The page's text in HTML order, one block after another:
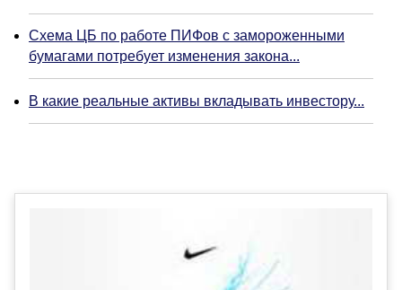
Схема ЦБ по работе ПИФов с замороженными
бумагами потребует изменения закона...
В какие реальные активы вкладывать инвестору...